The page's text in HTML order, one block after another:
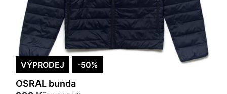
VÝPRODEJ -50%
OSRAL bunda